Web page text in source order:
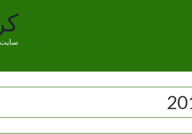
سایت